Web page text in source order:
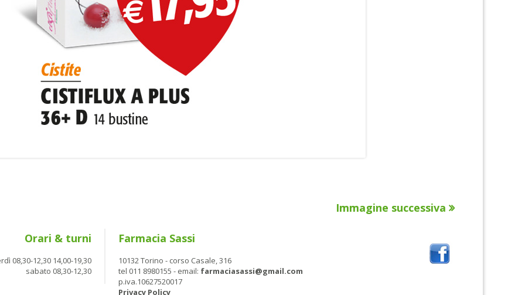
Immagine successiva
Orari & turni
08,30-12,30 14,00-19,30
sabato 08,30-12,30
Farmacia Sassi
10132 Torino - corso Casale, 316
tel 011 8980155 - email: farmaciasassi@gmail.com
p.iva.10627520017
Privacy Policy